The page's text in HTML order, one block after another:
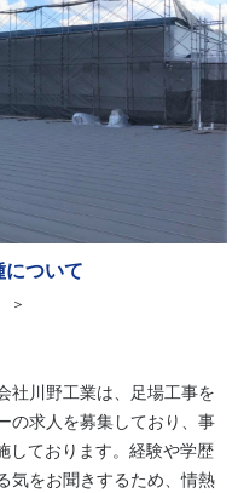
ついて
＞
社川野工業は、足場工事を
の求人を募集しており、事
しております。経験や学歴
気をお聞きするため、情熱